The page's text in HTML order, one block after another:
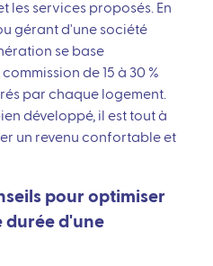
les services proposés. En
gérant d'une société
se base
de 15 à 30 %
par chaque logement.
développé, il est tout à
un revenu confortable et
pour optimiser
durée d'une